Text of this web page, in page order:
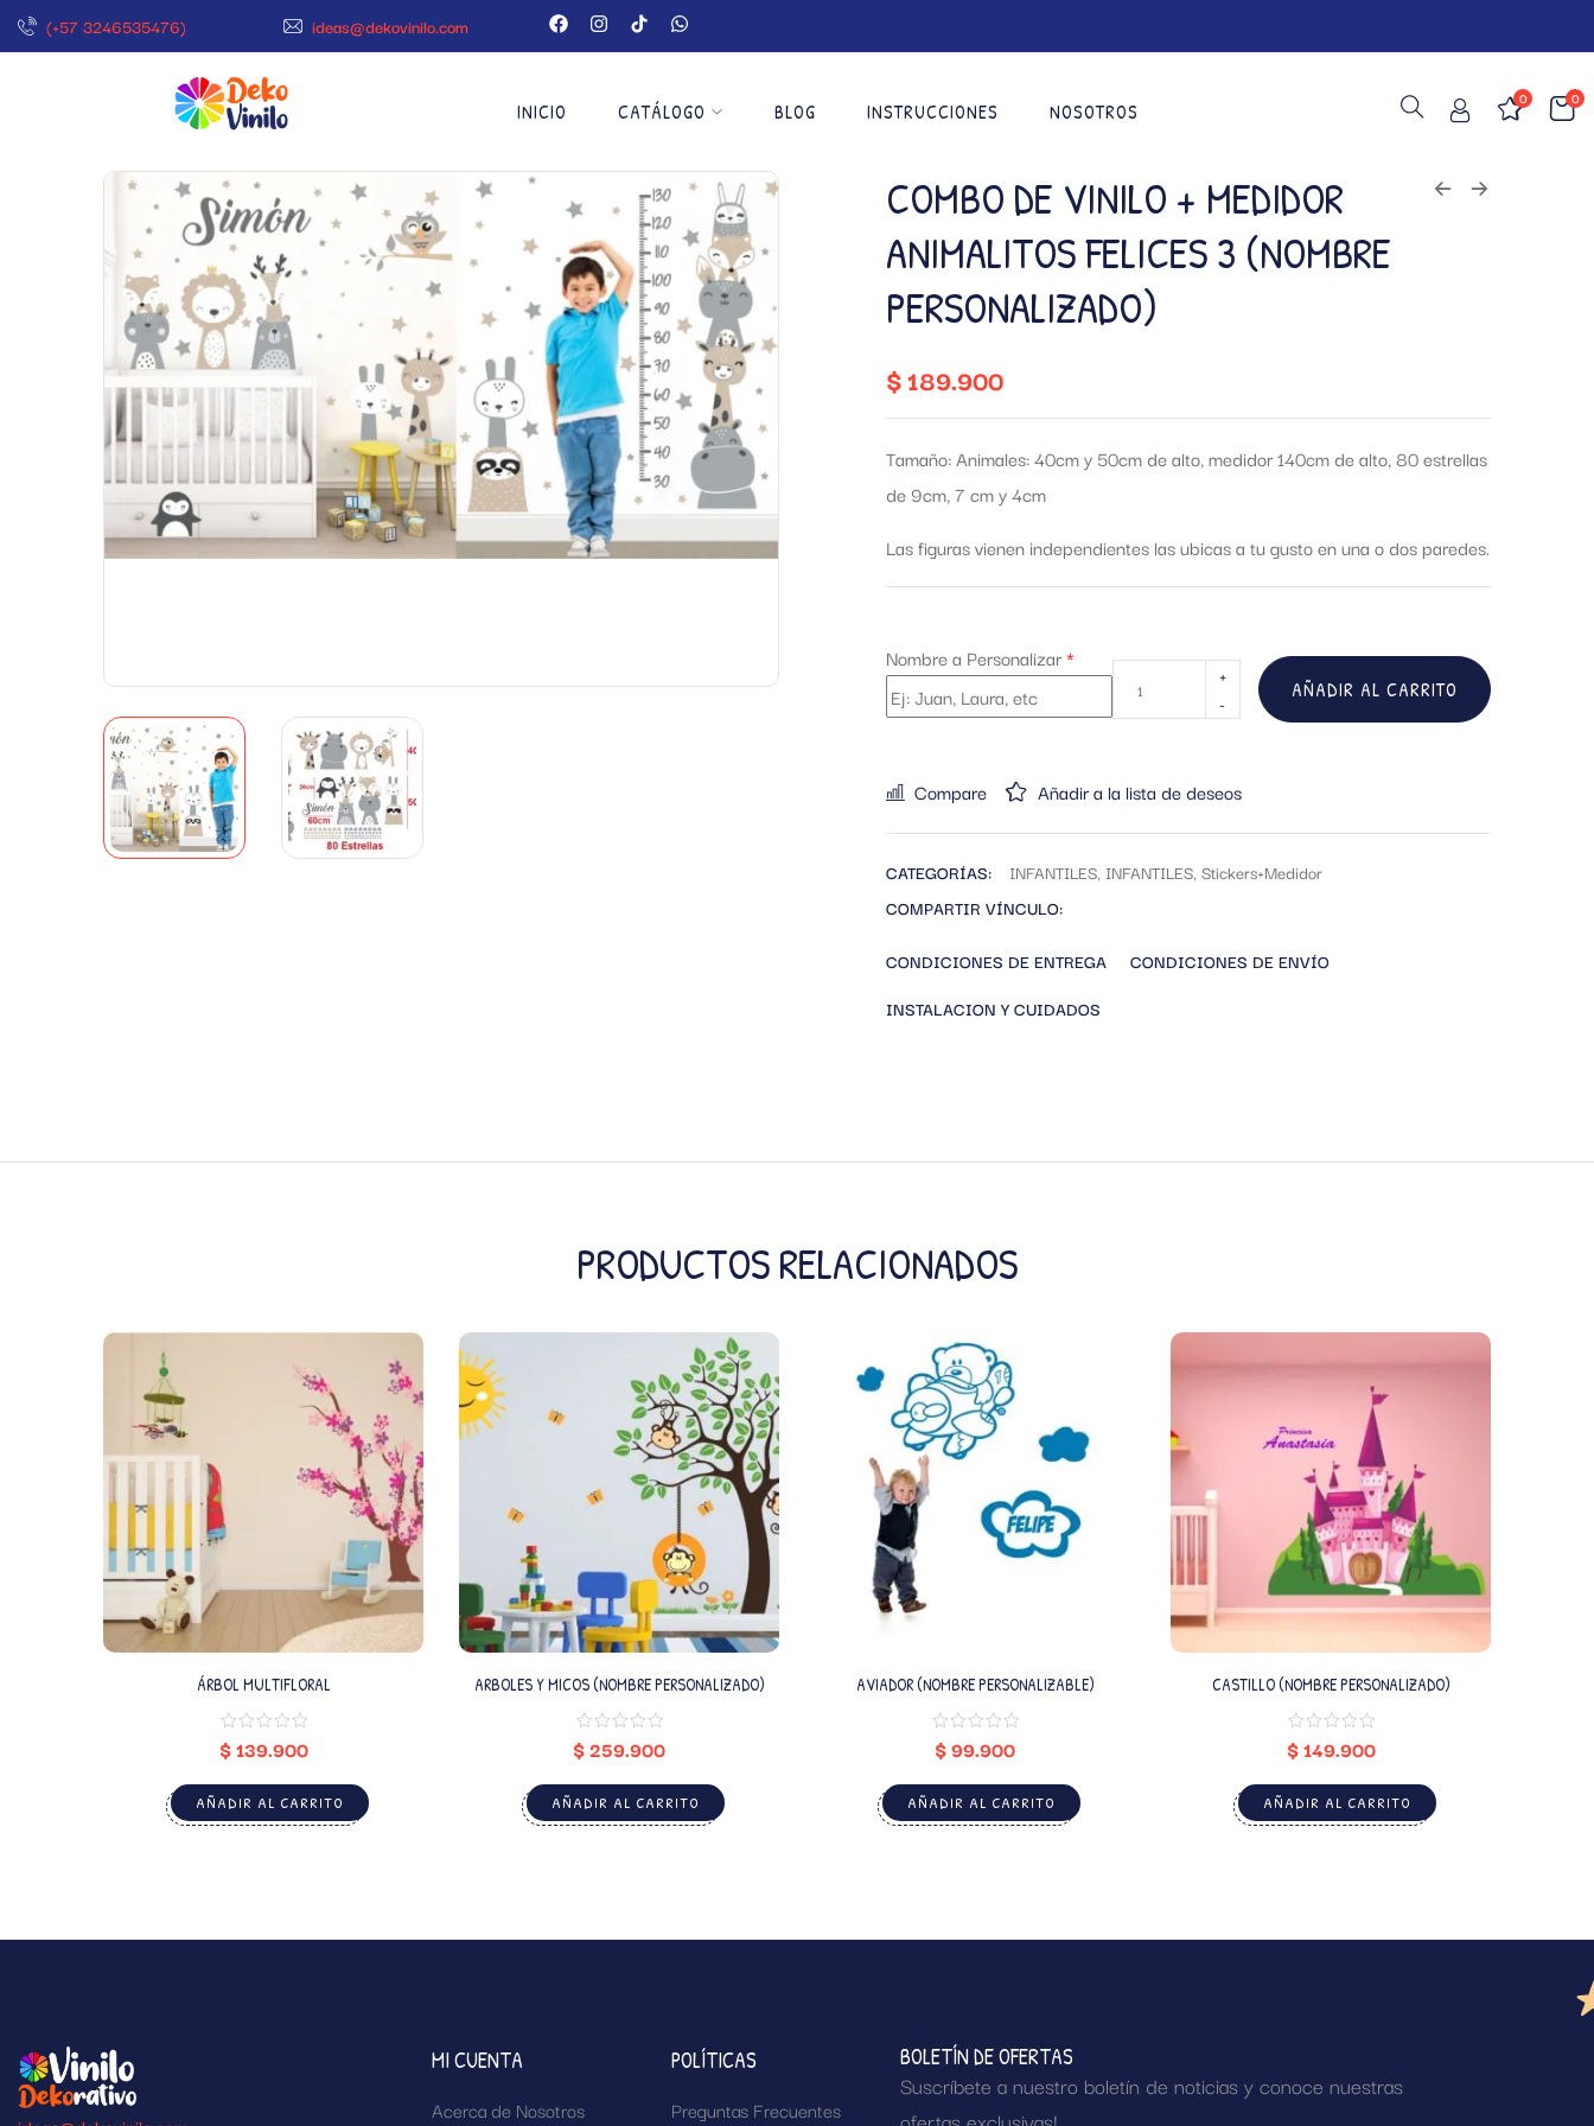
(+57 3246535476) ideas@dekovinilo.com
INICIO CATÁLOGO BLOG INSTRUCCIONES NOSOTROS
0
0
COMBO DE VINILO + MEDIDOR
ANIMALITOS FELICES 3 (NOMBRE
PERSONALIZADO)
$189.900
Tamaño: Animales: 40cm y 50cm de alto, medidor 140cm de alto, 80 estrellas
de 9cm, 7 cm y 4cm
Las figuras vienen independientes las ubicas a tu gusto en una o dos paredes.
Nombre a Personalizar*
AÑADIR AL CARRITO
Compare Añadir a la lista de deseos
CATEGORÍAS: INFANTILES, INFANTILES, Stickers+Medidor
COMPARTIR VÍNCULO:
CONDICIONES DE ENTREGA
CONDICIONES DE ENVÍO
INSTALACION Y CUIDADOS
PRODUCTOS RELACIONADOS
ÁRBOL MULTIFLORAL
$139.900
AÑADIR AL CARRITO
ARBOLES Y MICOS (NOMBRE PERSONALIZADO)
$259.900
AÑADIR AL CARRITO
AVIADOR (NOMBRE PERSONALIZABLE)
$99.900
AÑADIR AL CARRITO
CASTILLO (NOMBRE PERSONALIZADO)
$149.900
AÑADIR AL CARRITO
MI CUENTA
Acerca de Nosotros
POLÍTICAS
Preguntas Frecuentes
BOLETÍN DE OFERTAS
Suscríbete a nuestro boletín de noticias y conoce nuestras